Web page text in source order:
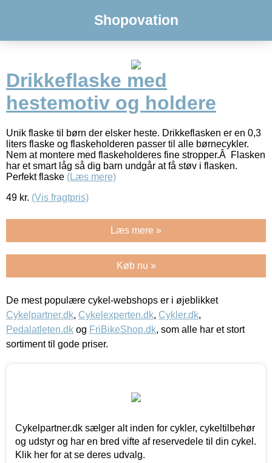
Shopovation
Drikkeflaske med
hestemotiv og holdere
Unik flaske til børn der elsker heste. Drikkeflasken er en 0,3
liters flaske og flaskeholderen passer til alle børnecykler.
Nem at montere med flaskeholderes fine stropper.Â Flasken
har et smart låg så dig barn undgår at få støv i flasken.
Perfekt flaske (Læs mere)
49 kr. (Vis fragtpris)
Læs mere »
Køb nu »
De mest populære cykel-webshops er i øjeblikket
Cykelpartner.dk, Cykelexperten.dk, Cykler.dk,
Pedalatleten.dk og FriBikeShop.dk, som alle har et stort
sortiment til gode priser.
Cykelpartner.dk sælger alt inden for cykler, cykeltilbehør
og udstyr og har en bred vifte af reservedele til din cykel.
Klik her for at se deres udvalg.